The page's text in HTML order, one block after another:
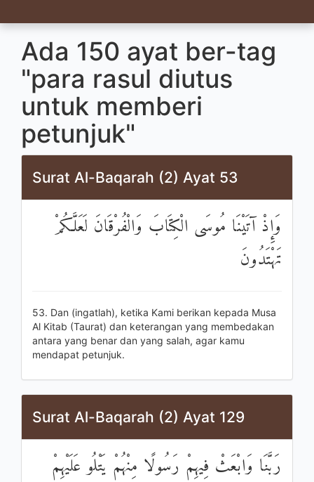
Ada 150 ayat ber-tag
"para rasul diutus
untuk memberi
petunjuk"
Surat Al-Baqarah (2) Ayat 53
وَإِذْ آتَيْنَا مُوسَى الْكِتَابَ وَالْفُرْقَانَ لَعَلَّكُمْ
تَهْتَدُونَ
53. Dan (ingatlah), ketika Kami berikan kepada Musa
Al Kitab (Taurat) dan keterangan yang membedakan
antara yang benar dan yang salah, agar kamu
mendapat petunjuk.
Surat Al-Baqarah (2) Ayat 129
رَبَّنَا وَابْعَثْ فِيهِمْ رَسُولًا مِنْهُمْ يَتْلُو عَلَيْهِمْ